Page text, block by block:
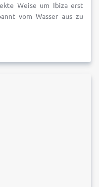
Weise um Ibiza erst
vom Wasser aus zu